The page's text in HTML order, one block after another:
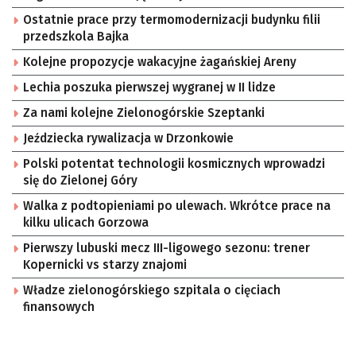
Ostatnie prace przy termomodernizacji budynku filii
przedszkola Bajka
Kolejne propozycje wakacyjne żagańskiej Areny
Lechia poszuka pierwszej wygranej w II lidze
Za nami kolejne Zielonogórskie Szeptanki
Jeździecka rywalizacja w Drzonkowie
Polski potentat technologii kosmicznych wprowadzi
się do Zielonej Góry
Walka z podtopieniami po ulewach. Wkrótce prace na
kilku ulicach Gorzowa
Pierwszy lubuski mecz III-ligowego sezonu: trener
Kopernicki vs starzy znajomi
Władze zielonogórskiego szpitala o cięciach
finansowych